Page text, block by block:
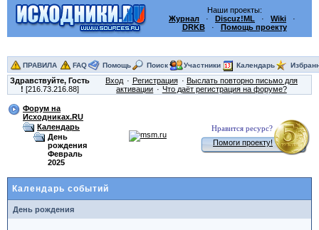
Наши проекты:
Журнал · Discuz!ML · Wiki ·
DRKB· Помощь проекту
ПРАВИЛА FAQ Помощь Поиск Участники Календарь
Здравствуйте, Гость
! [216.73.216.88]
Вход Регистрация
Выслать повторно письмо для
активации
Что даёт регистрация на форуме?
Форум на
Исходниках.RU
Календарь
День
рождения
Февраль
2025
Нравится ресурс?
Помоги проекту!
Календарь событий
День рождения